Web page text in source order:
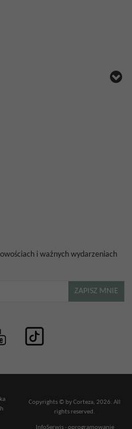
i ważnych wydarzeniach
Copyrights © by Corteza, 2026. All
rights reserved.
InfoSerwis-oprogramowanie